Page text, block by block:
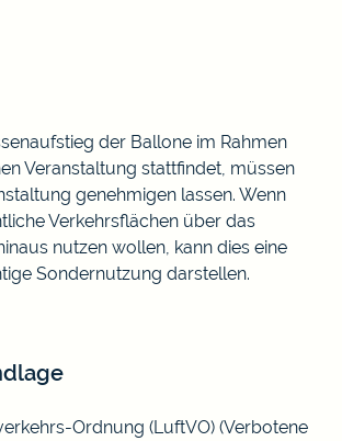
der Ballone im Rahmen
Veranstaltung stattfindet, müssen
genehmigen lassen. Wenn
Verkehrsflächen über das
nutzen wollen, kann dies eine
Sondernutzung darstellen.
Ordnung (LuftVO) (Verbotene